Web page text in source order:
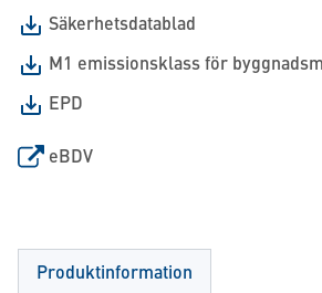
Säkerhetsdatablad
M1 emissionsklass för
EPD
eBDV
Produktinformation